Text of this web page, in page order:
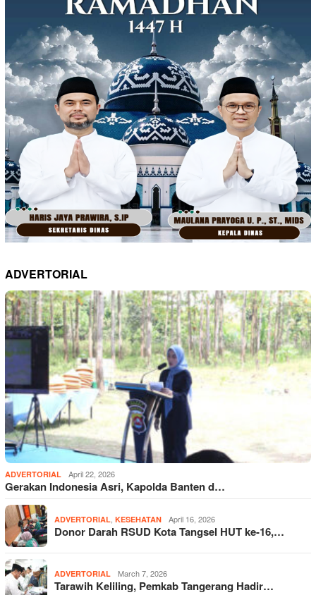
ADVERTORIAL
ADVERTORIAL April 22, 2026
Gerakan Indonesia Asri, Kapolda Banten d…
ADVERTORIAL, KESEHATAN April 16, 2026
Donor Darah RSUD Kota Tangsel HUT ke-16,…
ADVERTORIAL March 7, 2026
Tarawih Keliling, Pemkab Tangerang Hadir…